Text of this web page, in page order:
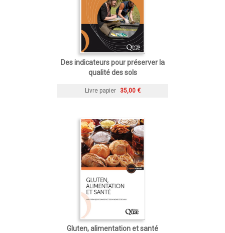
Des indicateurs pour préserver la
qualité des sols
Livre papier 35,00 €
Gluten, alimentation et santé